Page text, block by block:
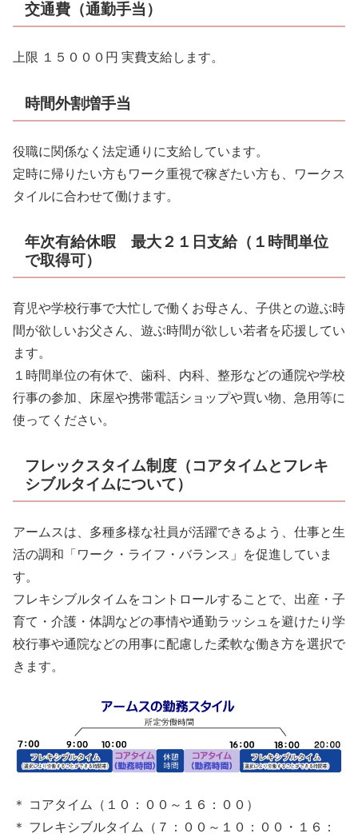
交通費（通勤手当）
上限 １５０００円 実費支給します。
時間外割増手当
役職に関係なく法定通りに支給しています。
定時に帰りたい方もワーク重視で稼ぎたい方も、ワークス
タイルに合わせて働けます。
年次有給休暇 最大２１日支給（１時間単位
で取得可）
育児や学校行事で大忙しで働くお母さん、子供との遊ぶ時
間が欲しいお父さん、遊ぶ時間が欲しい若者を応援してい
ます。
１時間単位の有休で、歯科、内科、整形などの通院や学校
行事の参加、床屋や携帯電話ショップや買い物、急用等に
使ってください。
フレックスタイム制度（コアタイムとフレキ
シブルタイムについて）
アームスは、多種多様な社員が活躍できるよう、仕事と生
活の調和「ワーク・ライフ・バランス」を促進していま
す。
フレキシブルタイムをコントロールすることで、出産・子
育て・介護・体調などの事情や通勤ラッシュを避けたり学
校行事や通院などの用事に配慮した柔軟な働き方を選択で
きます。
＊ コアタイム（１０：００～１６：００）
＊ フレキシブルタイム（７：００～１０：００・１６：